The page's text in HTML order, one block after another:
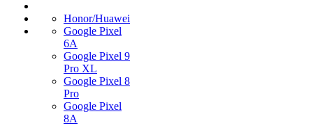
Honor/Huawei
Google Pixel
6A
Google Pixel 9
Pro XL
Google Pixel 8
Pro
Google Pixel
8A